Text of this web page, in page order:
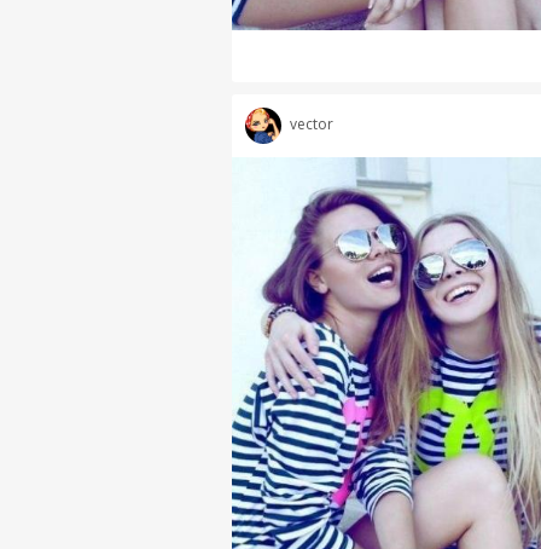
vector